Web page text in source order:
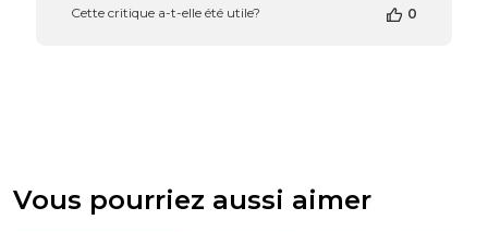
de
du
Cette critique a-t-elle été utile? 0
Vous pourriez aussi aimer